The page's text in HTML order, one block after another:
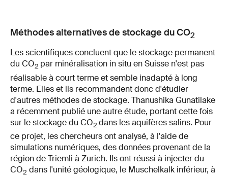
Méthodes alternatives de stockage duCO2
Les scientifiques concluent que le stockage permanent
du CO2 par minéralisation in situ en Suisse n'est pas
réalisable à court terme et semble inadapté à long
terme. Elles et ils recommandent donc d'étudier
d'autres méthodes de stockage. Thanushika Gunatilake
a récemment publié une autre étude, portant cette fois
sur le stockage du CO2dans les aquifères salins. Pour
ce projet, les chercheurs ont analysé, à l'aide de
simulations numériques, des données provenant de la
région de Triemli à Zurich. Ils ont réussi à injecter du
CO2 dans l'unité géologique, le Muschelkalk inférieur, à